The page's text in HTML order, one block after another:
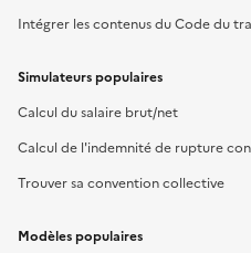
Intégrer les contenus du Code du
Simulateurs populaires
Calcul du salaire brut/net
Calcul de l'indemnité de rupture
Trouver sa convention collective
Modèles populaires